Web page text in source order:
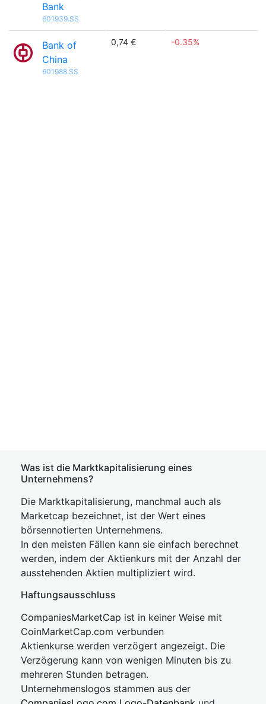
Bank
601939.SS
Bank of
China
601988.SS
0,74 € -0.35%
Was ist die Marktkapitalisierung eines
Unternehmens?
Die Marktkapitalisierung, manchmal auch als
Marketcap bezeichnet, ist der Wert eines
börsennotierten Unternehmens.
In den meisten Fällen kann sie einfach berechnet
werden, indem der Aktienkurs mit der Anzahl der
ausstehenden Aktien multipliziert wird.
Haftungsausschluss
CompaniesMarketCap ist in keiner Weise mit
CoinMarketCap.com verbunden
Aktienkurse werden verzögert angezeigt. Die
Verzögerung kann von wenigen Minuten bis zu
mehreren Stunden betragen.
Unternehmenslogos stammen aus der